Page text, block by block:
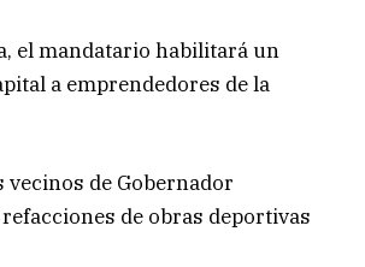
el mandatario habilitará un
a emprendedores de la
de Gobernador
de obras deportivas